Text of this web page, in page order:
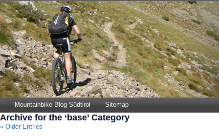
Mountainbike Blog Südtirol Sitemap
Archive for the ‘base’ Category
« Older Entries